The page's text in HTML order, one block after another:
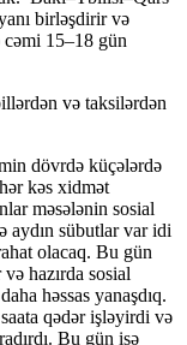
birləşdirir və
15–18 gün
və taksilərdən
dövrdə küçələrdə
kəs xidmət
məsələnin sosial
aydın sübutlar var idi
olacaq. Bu gün
hazırda sosial
həssas yanaşdıq.
qədər işləyirdi və
Bu gün isə